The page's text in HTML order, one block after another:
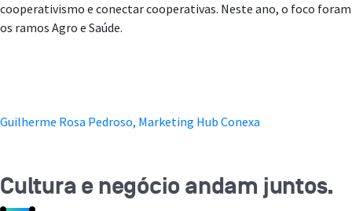
cooperativismo e conectar cooperativas. Neste ano, o foco foram
os ramos Agro e Saúde.
Guilherme Rosa Pedroso, Marketing Hub Conexa
Cultura e negócio andam juntos.